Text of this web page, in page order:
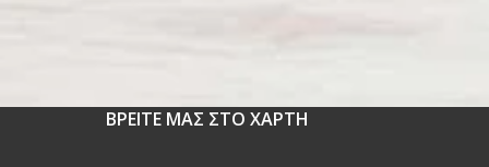
ΒΡΕΙΤΕ ΜΑΣ ΣΤΟ ΧΑΡΤΗ